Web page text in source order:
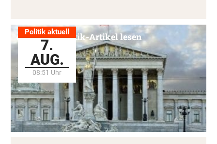
Politik aktuell
7.
AUG.
08:51 Uhr
Alle Politik-Artikel lesen